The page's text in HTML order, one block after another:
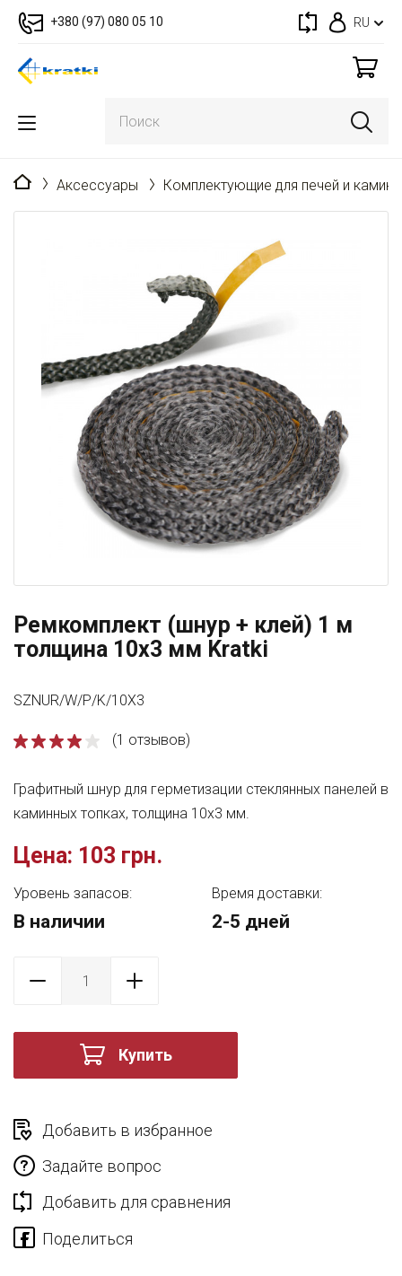
+380 (97) 080 05 10 RU
Главная
Аксессуары Комплектующие для печей и
Ремкомплект (шнур + клей) 1 м
толщина 10x3 мм Kratki
SZNUR/W/P/K/10X3
(1 отзывов)
Графитный шнур для герметизации стеклянных панелей в
каминных топках, толщина 10x3 мм.
Цена: 103 грн.
Уровень запасов:
В наличии
Время доставки:
2-5 дней
Купить
Добавить в избранное
Задайте вопрос
Добавить для сравнения